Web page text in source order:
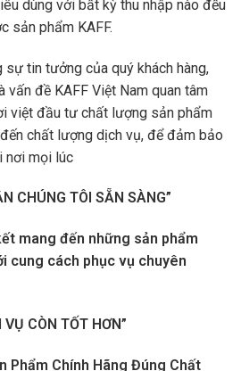
dùng với bất kỳ thu nhập nào đều
sản phẩm KAFF.
tin tưởng của quý khách hàng,
vấn đề KAFF Việt Nam quan tâm
việt đầu tư chất lượng sản phẩm
chất lượng dịch vụ, để đảm bảo
nơi mọi lúc
CHÚNG TÔI SẴN SÀNG”
mang đến những sản phẩm
cung cách phục vụ chuyên
CÒN TỐT HƠN”
Phẩm Chính Hãng Đúng Chất